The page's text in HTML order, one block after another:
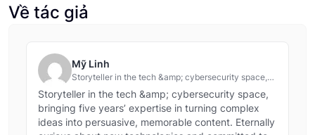
years’ expertise in turning complex ideas into persuasive,
memorable content. Eternally curious about new technologies and
Về tác giả
Mỹ Linh
Storyteller in the tech &amp; cybersecurity space,
bringing five years’ expertise in turning complex
ideas into persuasive, memorable content. Eternally
curious about new technologies and committed to
staying ahead of the curve in security trends and
Storyteller in the tech &amp; cybersecurity space,
bringing five years’ expertise in turning complex
ideas into persuasive, memorable content. Eternally